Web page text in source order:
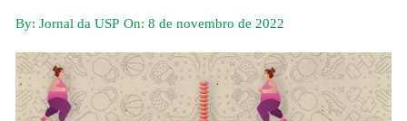
By: Jornal da USP On:8 de novembro de 2022